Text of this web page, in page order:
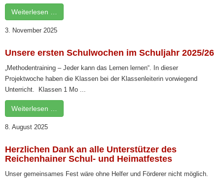
Weiterlesen …
3. November 2025
Unsere ersten Schulwochen im Schuljahr 2025/26
„Methodentraining – Jeder kann das Lernen lernen“. In dieser
Projektwoche haben die Klassen bei der Klassenleiterin vorwiegend
Unterricht. Klassen 1 Mo ...
Weiterlesen …
8. August 2025
Herzlichen Dank an alle Unterstützer des
Reichenhainer Schul- und Heimatfestes
Unser gemeinsames Fest wäre ohne Helfer und Förderer nicht möglich.